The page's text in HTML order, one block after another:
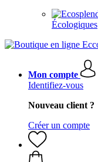
Écologiques
Mon compte
Identifiez-vous
Nouveau client ?
Créer un compte